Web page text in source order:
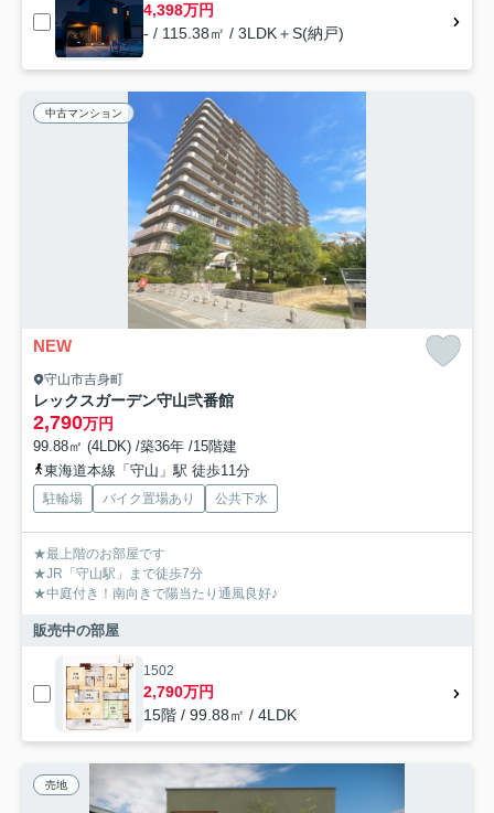
4,398万円
- / 115.38㎡ / 3LDK＋S(納戸)
中古マンション
NEW
守山市吉身町
レックスガーデン守山弐番館
2,790万円
99.88㎡ (4LDK) /築36年 /15階建
東海道本線「守山」駅 徒歩11分
駐輪場 バイク置場あり 公共下水
★最上階のお部屋です
★JR「守山駅」まで徒歩7分
★中庭付き！南向きで陽当たり通風良好♪
販売中の部屋
1502
2,790万円
15階 / 99.88㎡ / 4LDK
売地